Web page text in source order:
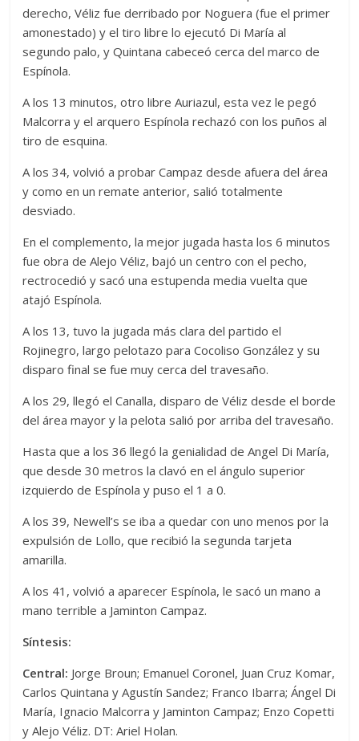
derecho, Véliz fue derribado por Noguera (fue el primer
amonestado) y el tiro libre lo ejecutó Di María al
segundo palo, y Quintana cabeceó cerca del marco de
Espínola.
A los 13 minutos, otro libre Auriazul, esta vez le pegó
Malcorra y el arquero Espínola rechazó con los puños al
tiro de esquina.
A los 34, volvió a probar Campaz desde afuera del área
y como en un remate anterior, salió totalmente
desviado.
En el complemento, la mejor jugada hasta los 6 minutos
fue obra de Alejo Véliz, bajó un centro con el pecho,
rectrocedió y sacó una estupenda media vuelta que
atajó Espínola.
A los 13, tuvo la jugada más clara del partido el
Rojinegro, largo pelotazo para Cocoliso González y su
disparo final se fue muy cerca del travesaño.
A los 29, llegó el Canalla, disparo de Véliz desde el borde
del área mayor y la pelota salió por arriba del travesaño.
Hasta que a los 36 llegó la genialidad de Angel Di María,
que desde 30 metros la clavó en el ángulo superior
izquierdo de Espínola y puso el 1 a 0.
A los 39, Newell’s se iba a quedar con uno menos por la
expulsión de Lollo, que recibió la segunda tarjeta
amarilla.
A los 41, volvió a aparecer Espínola, le sacó un mano a
mano terrible a Jaminton Campaz.
Síntesis:
Central: Jorge Broun; Emanuel Coronel, Juan Cruz Komar,
Carlos Quintana y Agustín Sandez; Franco Ibarra; Ángel Di
María, Ignacio Malcorra y Jaminton Campaz; Enzo Copetti
y Alejo Véliz. DT: Ariel Holan.